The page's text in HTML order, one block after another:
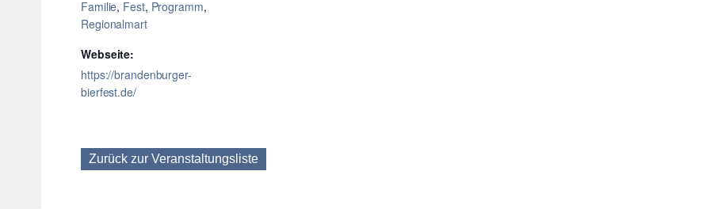
Familie, Fest, Programm,
Regionalmart
Webseite:
https://brandenburger-
bierfest.de/
Zurück zur Veranstaltungsliste